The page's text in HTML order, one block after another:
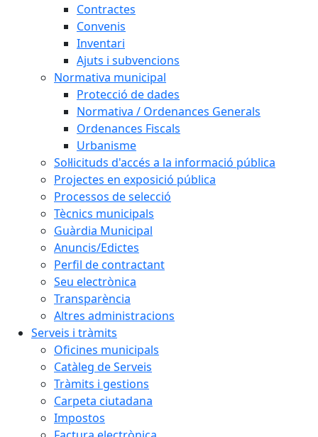
Contractes
Convenis
Inventari
Ajuts i subvencions
Normativa municipal
Protecció de dades
Normativa / Ordenances Generals
Ordenances Fiscals
Urbanisme
Sol·licituds d'accés a la informació pública
Projectes en exposició pública
Processos de selecció
Tècnics municipals
Guàrdia Municipal
Anuncis/Edictes
Perfil de contractant
Seu electrònica
Transparència
Altres administracions
Serveis i tràmits
Oficines municipals
Catàleg de Serveis
Tràmits i gestions
Carpeta ciutadana
Impostos